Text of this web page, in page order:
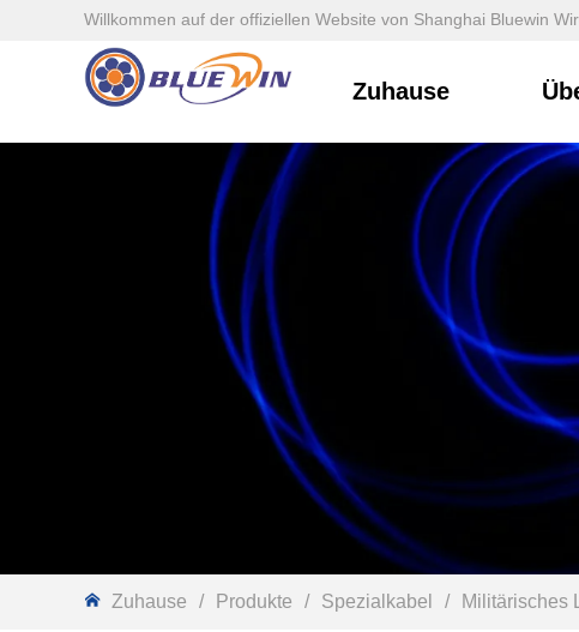
Willkommen auf der offiziellen Website von Shanghai Bluewin
Zuhause
Zuhause / Produkte / Spezialkabel / Militärisches